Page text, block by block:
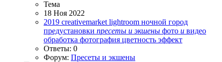
Тема
18 Ноя 2022
2019 creativemarket lightroom ночной город
предустановки пресеты и экшены фото и видео
обработка фотография цветность эффект
Ответы: 0
Форум: Пресеты и экшены